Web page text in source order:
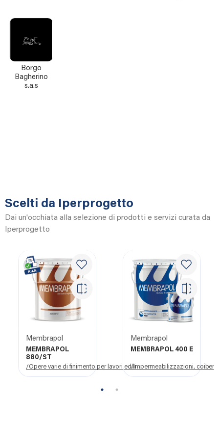
Borgo
Bagherino
s.a.s
Scelti da Iperprogetto
Dai un'occhiata alla selezione di prodotti e servizi curata da
Iperprogetto
Membrapol
MEMBRAPOL
880/ST
/Opere varie di finimento per lavori edili
Membrapol
MEMBRAPOL 400 E
/Impermeabilizzazioni,
1 2